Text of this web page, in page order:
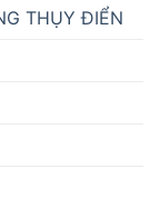
THỤY ĐIỂN